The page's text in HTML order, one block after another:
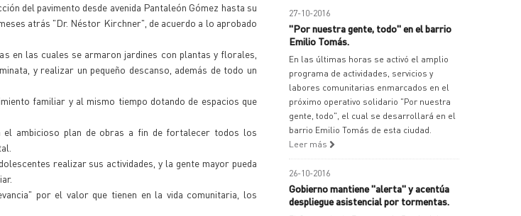
del pavimento desde avenida Pantaleón Gómez hasta su
atrás "Dr. Néstor Kirchner", de acuerdo a lo aprobado
en las cuales se armaron jardines con plantas y florales,
y realizar un pequeño descanso, además de todo un
familiar y al mismo tiempo dotando de espacios que
el ambicioso plan de obras a fin de fortalecer todos los
realizar sus actividades, y la gente mayor pueda
por el valor que tienen en la vida comunitaria, los
27-10-2016
"Por nuestra gente, todo" en el barrio
Emilio Tomás.
En las últimas horas se activó el amplio
programa de actividades, servicios y
labores comunitarias enmarcados en el
próximo operativo solidario "Por nuestra
gente, todo", el cual se desarrollará en el
barrio Emilio Tomás de esta ciudad.
Leer más
26-10-2016
Gobierno mantiene "alerta" y acentúa
despliegue asistencial por tormentas.